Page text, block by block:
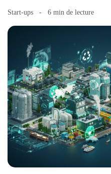
Start-ups 6 min de lecture